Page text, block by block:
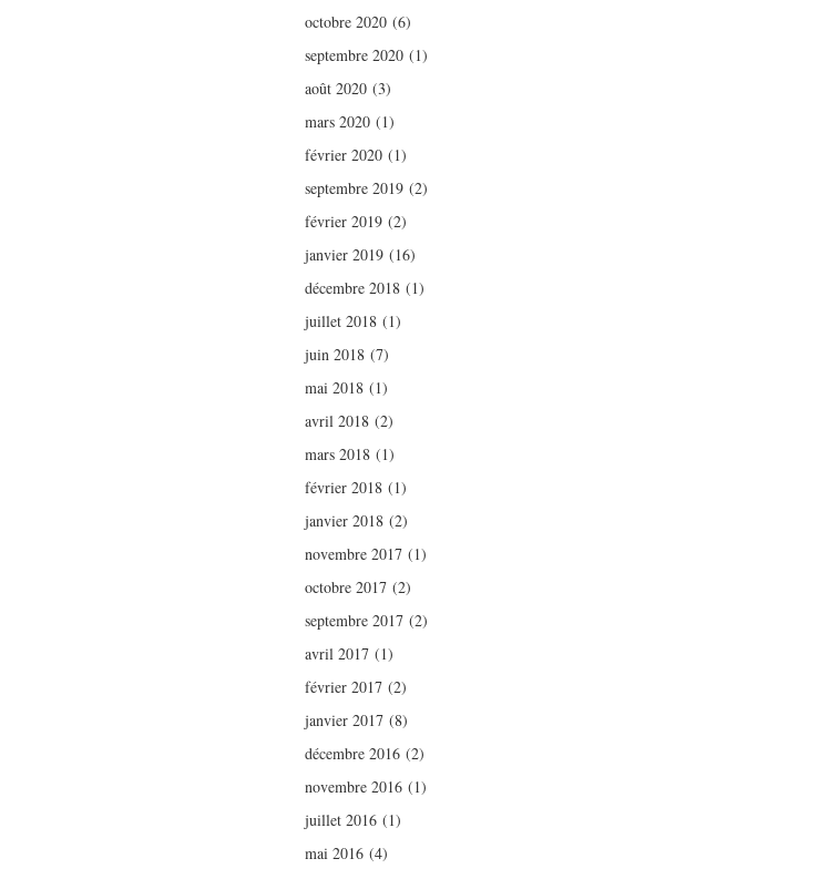
octobre 2020 (6)
septembre 2020 (1)
août 2020 (3)
mars 2020 (1)
février 2020 (1)
septembre 2019 (2)
février 2019 (2)
janvier 2019 (16)
décembre 2018 (1)
juillet 2018 (1)
juin 2018 (7)
mai 2018 (1)
avril 2018 (2)
mars 2018 (1)
février 2018 (1)
janvier 2018 (2)
novembre 2017 (1)
octobre 2017 (2)
septembre 2017 (2)
avril 2017 (1)
février 2017 (2)
janvier 2017 (8)
décembre 2016 (2)
novembre 2016 (1)
juillet 2016 (1)
mai 2016 (4)